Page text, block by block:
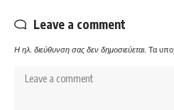
Leave a comment
Η ηλ. διεύθυνση σας δεν δημοσιεύεται. Τα